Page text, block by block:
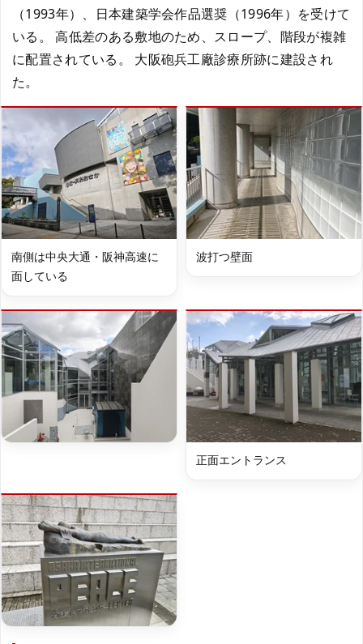
（1993年）、日本建築学会作品選奨（1996年）を受けて
いる。 高低差のある敷地のため、スロープ、階段が複雑
に配置されている。 大阪砲兵工廠診療所跡に建設され
た。
南側は中央大通・阪神高速に
面している
波打つ壁面
正面エントランス